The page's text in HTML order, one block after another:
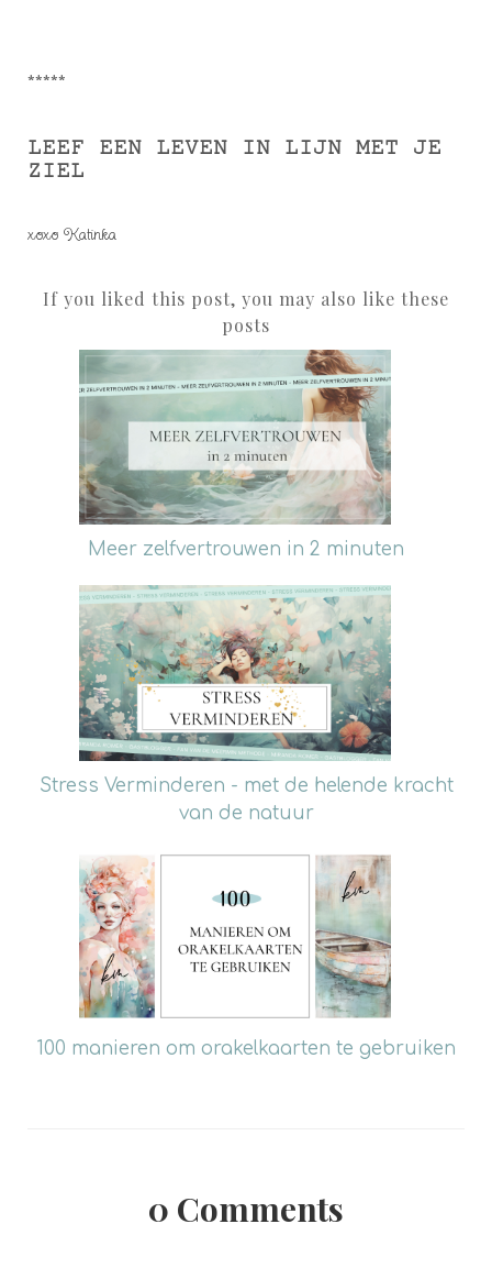
*****
LEEF EEN LEVEN IN LIJN MET JE
ZIEL
xoxo Katinka
If you liked this post, you may also like these
posts
Meer zelfvertrouwen in 2 minuten
Stress Verminderen - met de helende kracht
van de natuur
100 manieren om orakelkaarten te gebruiken
0 Comments